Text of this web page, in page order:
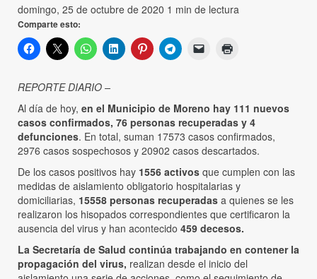
domingo, 25 de octubre de 2020 1 min de lectura
Comparte esto:
REPORTE DIARIO –
Al día de hoy, en el Municipio de Moreno hay 111 nuevos
casos confirmados, 76 personas recuperadas y 4
defunciones. En total, suman 17573 casos confirmados,
2976 casos sospechosos y 20902 casos descartados.
De los casos positivos hay 1556 activos que cumplen con las
medidas de aislamiento obligatorio hospitalarias y
domiciliarias, 15558 personas recuperadas a quienes se les
realizaron los hisopados correspondientes que certificaron la
ausencia del virus y han acontecido 459 decesos.
La Secretaría de Salud continúa trabajando en contener la
propagación del virus, realizan desde el inicio del